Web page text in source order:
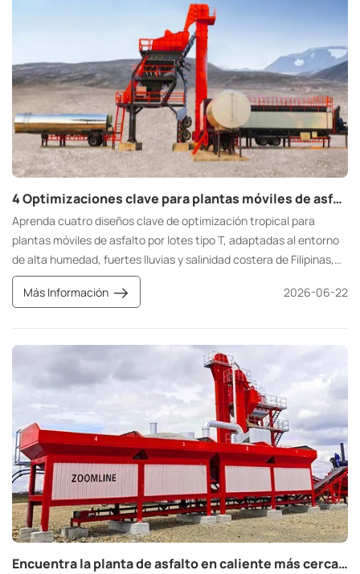
4 Optimizaciones clave para plantas móviles de asfalto por lotes tipo T en zonas tropicales de Filipinas
Aprenda cuatro diseños clave de optimización tropical para
plantas móviles de asfalto por lotes tipo T, adaptadas al entorno
de alta humedad, fuertes lluvias y salinidad costera de Filipinas,
que incluyen secado de alta eficiencia, sistema totalmente
impermeable, gabinete eléctrico resistente al calor y estructura
Más Información 2026-06-22
Encuentra la planta de asfalto en caliente más cercana a mí.